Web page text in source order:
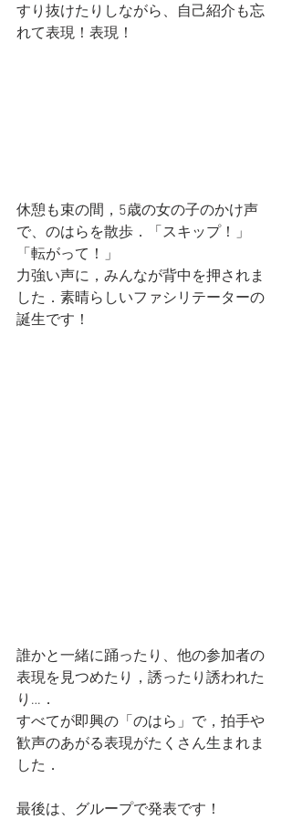
すり抜けたりしながら、自己紹介も忘
れて表現！表現！
休憩も束の間，5歳の女の子のかけ声
で、のはらを散歩．「スキップ！」
「転がって！」
力強い声に，みんなが背中を押されま
した．素晴らしいファシリテーターの
誕生です！
誰かと一緒に踊ったり、他の参加者の
表現を見つめたり，誘ったり誘われた
り…．
すべてが即興の「のはら」で，拍手や
歓声のあがる表現がたくさん生まれま
した．
最後は、グループで発表です！